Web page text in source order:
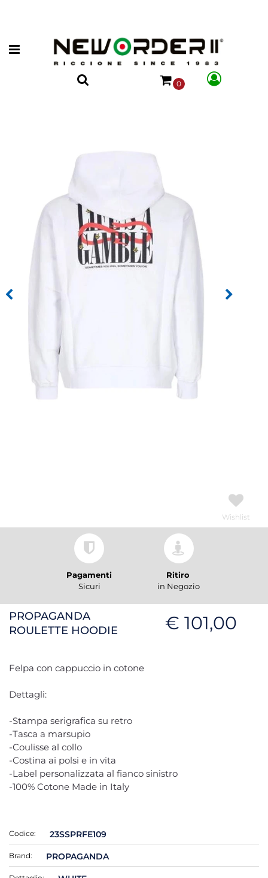
Open menu
0
Wishlist
Pagamenti
Sicuri
Ritiro
in Negozio
PROPAGANDA
ROULETTE HOODIE
€ 101,00
Felpa con cappuccio in cotone
Dettagli:
-Stampa serigrafica su retro
-Tasca a marsupio
-Coulisse al collo
-Costina ai polsi e in vita
-Label personalizzata al fianco sinistro
-100% Cotone Made in Italy
Codice: 23SSPRFE109
Brand: PROPAGANDA